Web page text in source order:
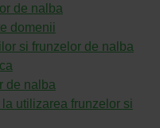
de nalba
domenii
si frunzelor de nalba
de nalba
utilizarea frunzelor si